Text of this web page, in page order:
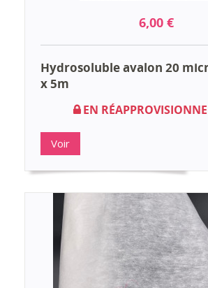
6,00 €
Hydrosoluble avalon 20
x 5m
EN
Voir